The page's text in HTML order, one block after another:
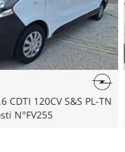
CDTI 120CV S&S PL-TN
N°FV255